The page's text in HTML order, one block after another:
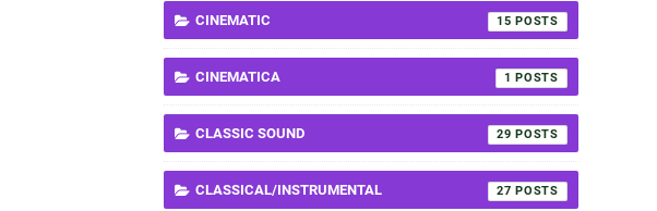
CINEMATIC 15
CINEMATICA 1
CLASSIC SOUND 29
CLASSICAL/INSTRUMENTAL 27